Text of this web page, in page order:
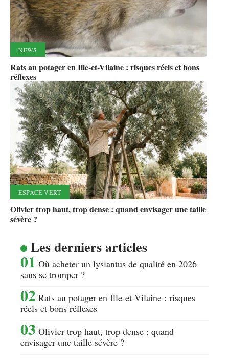
NEWS
Rats au potager en Ille-et-Vilaine : risques réels et bons
réflexes
ESPACE VERT
Olivier trop haut, trop dense : quand envisager une taille
sévère ?
Les derniers articles
Où acheter un lysiantus de qualité en 2026
sans se tromper ?
Rats au potager en Ille-et-Vilaine : risques
réels et bons réflexes
Olivier trop haut, trop dense : quand
envisager une taille sévère ?